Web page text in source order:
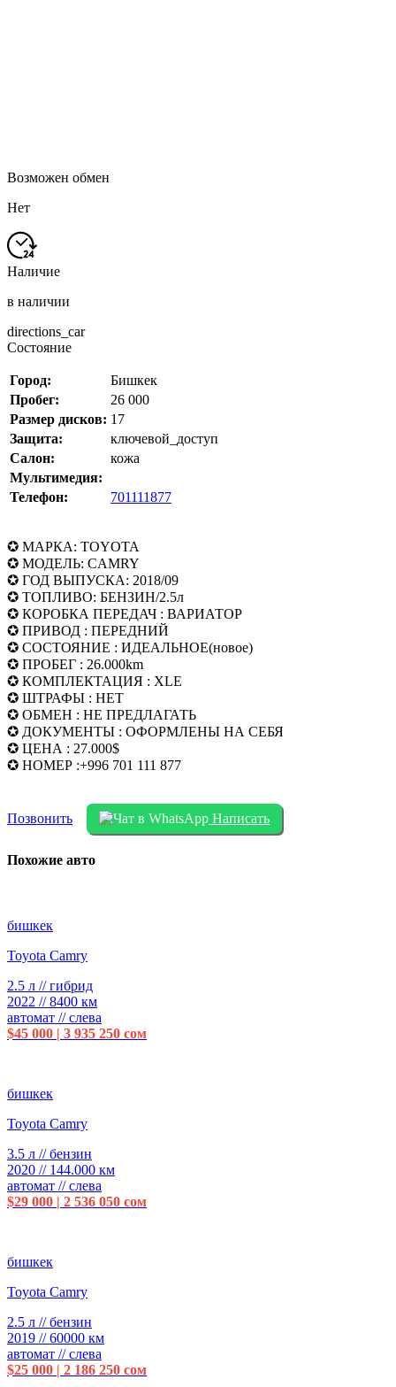
Возможен обмен
Нет
Наличие
в наличии
directions_car
Состояние
Город:
Бишкек
Пробег:
26 000
Размер дисков: 17
Защита:
ключевой_доступ
Салон:
кожа
Мультимедия:
Телефон:
701111877
✪ МАРКА: TOYOTA
✪ МОДЕЛЬ: CAMRY
✪ ГОД ВЫПУСКА: 2018/09
✪ ТОПЛИВО: БЕНЗИН/2.5л
✪ КОРОБКА ПЕРЕДАЧ : ВАРИАТОР
✪ ПРИВОД : ПЕРЕДНИЙ
✪ СОСТОЯНИЕ : ИДЕАЛЬНОЕ(новое)
✪ ПРОБЕГ : 26.000km
✪ КОМПЛЕКТАЦИЯ : XLE
✪ ШТРАФЫ : НЕТ
✪ ОБМЕН : НЕ ПРЕДЛАГАТЬ
✪ ДОКУМЕНТЫ : ОФОРМЛЕНЫ НА СЕБЯ
✪ ЦЕНА : 27.000$
✪ НОМЕР :+996 701 111 877
Позвонить Написать
Похожие авто
бишкек
Toyota Camry
2.5 л // гибрид
2022 // 8400 км
автомат // слева
$45 000 | 3 935 250 сом
бишкек
Toyota Camry
3.5 л // бензин
2020 // 144.000 км
автомат // слева
$29 000 | 2 536 050 сом
бишкек
Toyota Camry
2.5 л // бензин
2019 // 60000 км
автомат // слева
$25 000 | 2 186 250 сом